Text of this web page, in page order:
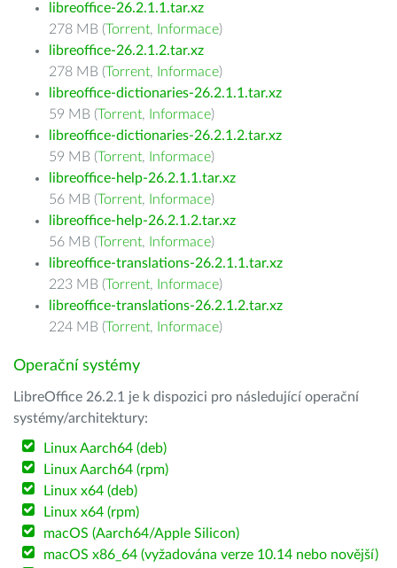
libreoffice-26.2.1.1.tar.xz
278 MB (Torrent, Informace)
libreoffice-26.2.1.2.tar.xz
278 MB (Torrent, Informace)
libreoffice-dictionaries-26.2.1.1.tar.xz
59 MB (Torrent, Informace)
libreoffice-dictionaries-26.2.1.2.tar.xz
59 MB (Torrent, Informace)
libreoffice-help-26.2.1.1.tar.xz
56 MB (Torrent, Informace)
libreoffice-help-26.2.1.2.tar.xz
56 MB (Torrent, Informace)
libreoffice-translations-26.2.1.1.tar.xz
223 MB (Torrent, Informace)
libreoffice-translations-26.2.1.2.tar.xz
224 MB (Torrent, Informace)
Operační systémy
LibreOffice 26.2.1 je k dispozici pro následující operační
systémy/architektury:
Linux Aarch64 (deb)
Linux Aarch64 (rpm)
Linux x64 (deb)
Linux x64 (rpm)
macOS (Aarch64/Apple Silicon)
macOS x86_64 (vyžadována verze 10.14 nebo novější)